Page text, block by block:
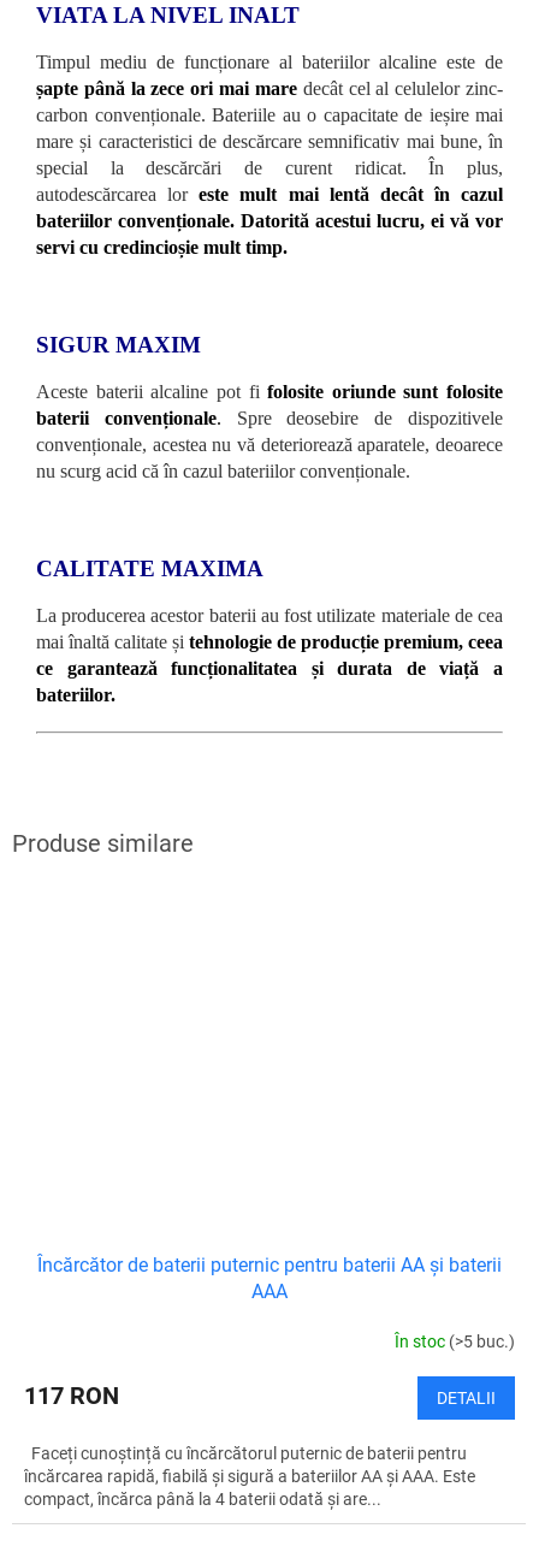
VIATA LA NIVEL INALT
Timpul mediu de funcționare al bateriilor alcaline este de
șapte până la zece ori mai mare decât cel al celulelor zinc-
carbon convenționale. Bateriile au o capacitate de ieșire mai
mare și caracteristici de descărcare semnificativ mai bune, în
special la descărcări de curent ridicat. În plus,
autodescărcarea loreste mult mai lentă decât în ​​cazul
bateriilor convenționale. Datorită acestui lucru, ei vă vor
servi cu credincioșie mult timp.
SIGUR MAXIM
Aceste baterii alcaline pot fifolosite oriunde sunt folosite
baterii convenționale. Spre deosebire de dispozitivele
convenționale, acestea nu vă deteriorează aparatele, deoarece
nu scurg acid că în cazul bateriilor convenționale.
CALITATE MAXIMA
La producerea acestor baterii au fost utilizate materiale de cea
mai înaltă calitate și tehnologie de producție premium, ceea
ce garantează funcționalitatea și durata de viață a
bateriilor.
Încărcător de baterii puternic pentru baterii AA și baterii
AAA
În stoc (>5 buc.)
117 RON DETALII
Faceți cunoștință cu încărcătorul puternic de baterii pentru
încărcarea rapidă, fiabilă și sigură a bateriilor AA și AAA. Este
compact, încărca până la 4 baterii odată și are...